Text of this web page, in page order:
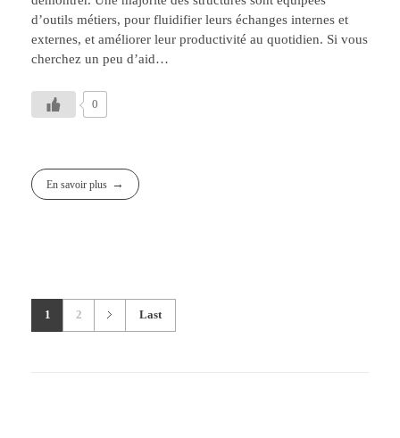
d’outils métiers, pour fluidifier leurs échanges internes et
externes, et améliorer leur productivité au quotidien. Si vous
cherchez un peu d’aid…
0
En savoir plus
1 2 Last